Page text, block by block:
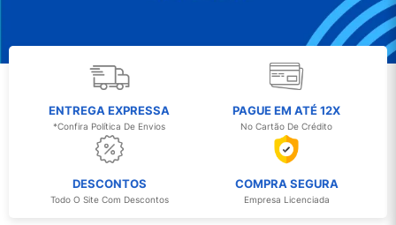
ENTREGA EXPRESSA
*Confira Política De Envios
PAGUE EM ATÉ 12X
No Cartão De Crédito
DESCONTOS
Todo O Site Com Descontos
COMPRA SEGURA
Empresa Licenciada